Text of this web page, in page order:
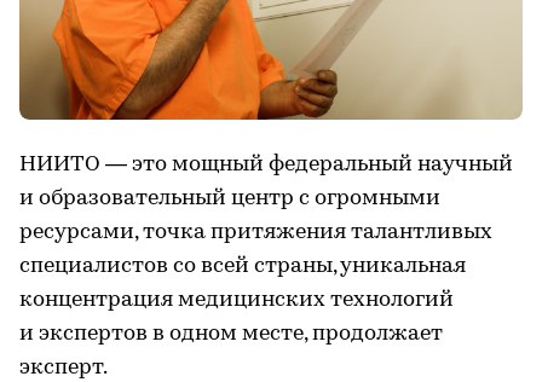
НИИТО — это мощный федеральный научный
и образовательный центр с огромными
ресурсами, точка притяжения талантливых
специалистов со всей страны, уникальная
концентрация медицинских технологий
и экспертов в одном месте, продолжает
эксперт.